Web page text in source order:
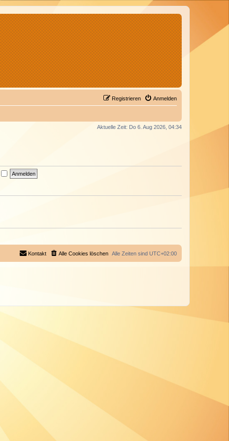
Anmelden
Registrieren
Aktuelle Zeit: Do 6. Aug 2026, 04:34
Alle Zeiten sind UTC+02:00
Alle Cookies löschen
Kontakt